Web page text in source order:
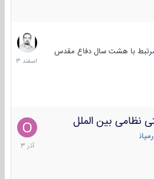
با هشت سال دفاع مقدس
20
اسفند
1403
نظامی بین الملل
21
آذر
1403